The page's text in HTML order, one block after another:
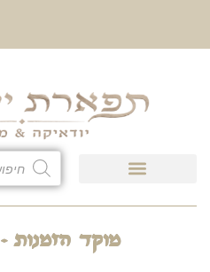
מוקד הזמנות - 04-6044460